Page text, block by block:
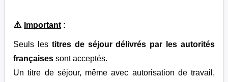
⚠️ Important :
Seuls les titres de séjour délivrés par les autorités
françaises sont acceptés.
Un titre de séjour, même avec autorisation de travail,